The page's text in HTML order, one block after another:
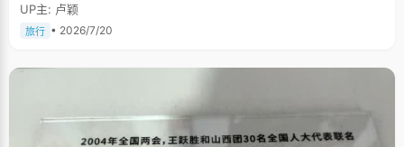
UP主: 卢颖
旅行 • 2026/7/20